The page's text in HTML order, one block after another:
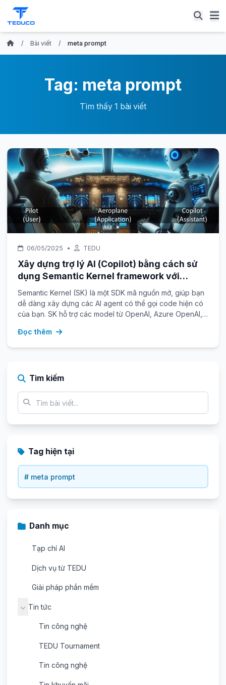
/ Bài viết / meta prompt
Tag: meta prompt
Tìm thấy 1 bài viết
06/05/2025 • TEDU
Xây dựng trợ lý AI (Copilot) bằng cách sử
dụng Semantic Kernel framework với
C#.NET
Semantic Kernel (SK) là một SDK mã nguồn mở, giúp bạn
dễ dàng xây dựng các AI agent có thể gọi code hiện có
của bạn. SK hỗ trợ các model từ OpenAI, Azure OpenAI,
Đọc thêm
Tìm kiếm
Tag hiện tại
# meta prompt
Danh mục
Tạp chí AI
Dịch vụ từ TEDU
Giải pháp phần mềm
Tin tức
Tin công nghệ
TEDU Tournament
Tin công nghệ